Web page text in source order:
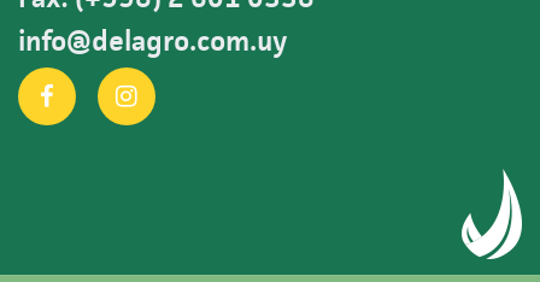
info@delagro.com.uy